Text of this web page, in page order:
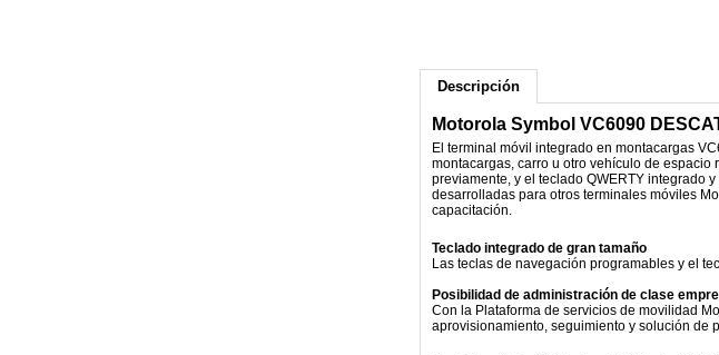
Descripción
Motorola Symbol VC6090
El terminal móvil integrado en montacargas
montacargas, carro u otro vehículo de
previamente, y el teclado QWERTY integrado
desarrolladas para otros terminales móviles
capacitación.
Teclado integrado de gran tamaño
Las teclas de navegación programables y el
Posibilidad de administración de clase
Con la Plataforma de servicios de movilidad
aprovisionamiento, seguimiento y solución de